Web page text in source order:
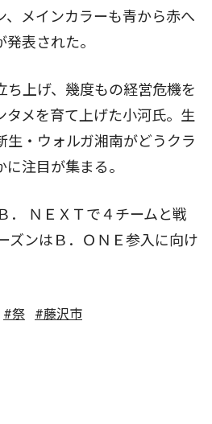
、メインカラーも青から赤へ
表された。
上げ、幾度もの経営危機を
タメを育て上げた小河氏。生
生・ウォルガ湘南がどうクラ
注目が集まる。
ＮＥＸＴで４チームと戦
ズンはＢ．ＯＮＥ参入に向け
#祭 #藤沢市